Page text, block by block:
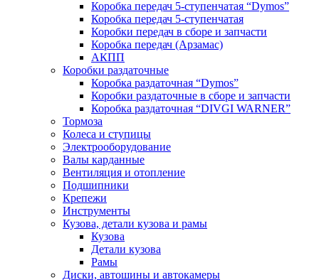
Коробка передач 5-ступенчатая “Dymos”
Коробка передач 5-ступенчатая
Коробки передач в сборе и запчасти
Коробка передач (Арзамас)
АКПП
Коробки раздаточные
Коробка раздаточная “Dymos”
Коробки раздаточные в сборе и запчасти
Коробка раздаточная “DIVGI WARNER”
Тормоза
Колеса и ступицы
Электрооборудование
Валы карданные
Вентиляция и отопление
Подшипники
Крепежи
Инструменты
Кузова, детали кузова и рамы
Кузова
Детали кузова
Рамы
Диски, автошины и автокамеры